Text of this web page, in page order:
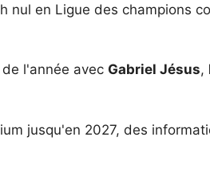
en Ligue des champions
l'année avec Gabriel Jésus,
jusqu'en 2027, des